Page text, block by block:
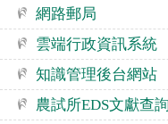
網路郵局
雲端行政資訊系統
知識管理後台網站
農試所EDS文獻查詢